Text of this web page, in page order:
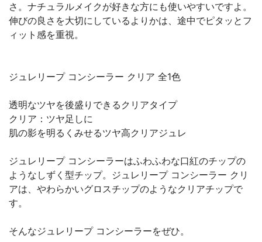
さ。ナチュラルメイクが好きな方にも使いやすいですよ。
伸びの良さを大切にしているよりかは、途中でピタッとフ
ィット感を重視。
ジュレリープ コンシーラー クリア 全1色
透明なツヤを後盛りできるクリアタイプ
クリア：ツヤ足しに
肌の影を明るくみせるツヤ高クリアジュレ
ジュレリープ コンシーラーはふわふわな口紅のチップの
ようなしずく型チップ。ジュレリープ コンシーラー クリ
アは、やわらかいグロスチップのようなクリアチップで
す。
そんなジュレリープ コンシーラーをぜひ。